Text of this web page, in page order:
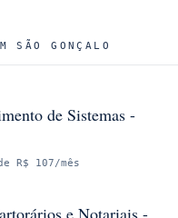
SÃO GONÇALO
de Sistemas -
R$ 107/mês
e Notariais -